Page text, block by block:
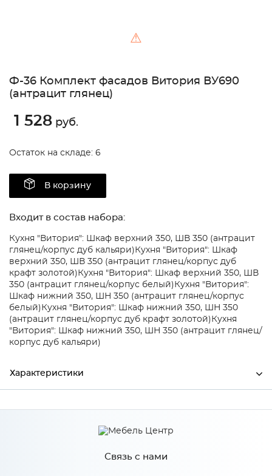
⚠
Ф-36 Комплект фасадов Витория ВУ690
(антрацит глянец)
1 528 руб.
Остаток на складе: 6
В корзину
Входит в состав набора:
Кухня "Витория": Шкаф верхний 350, ШВ 350 (антрацит
глянец/корпус дуб кальяри) Кухня "Витория": Шкаф
верхний 350, ШВ 350 (антрацит глянец/корпус дуб
крафт золотой) Кухня "Витория": Шкаф верхний 350, ШВ
350 (антрацит глянец/корпус белый) Кухня "Витория":
Шкаф нижний 350, ШН 350 (антрацит глянец/корпус
белый) Кухня "Витория": Шкаф нижний 350, ШН 350
(антрацит глянец/корпус дуб крафт золотой) Кухня
"Витория": Шкаф нижний 350, ШН 350 (антрацит глянец/
корпус дуб кальяри)
Характеристики
Производитель Mebiрlex
Антрацит глянец
МДФ
Связь с нами